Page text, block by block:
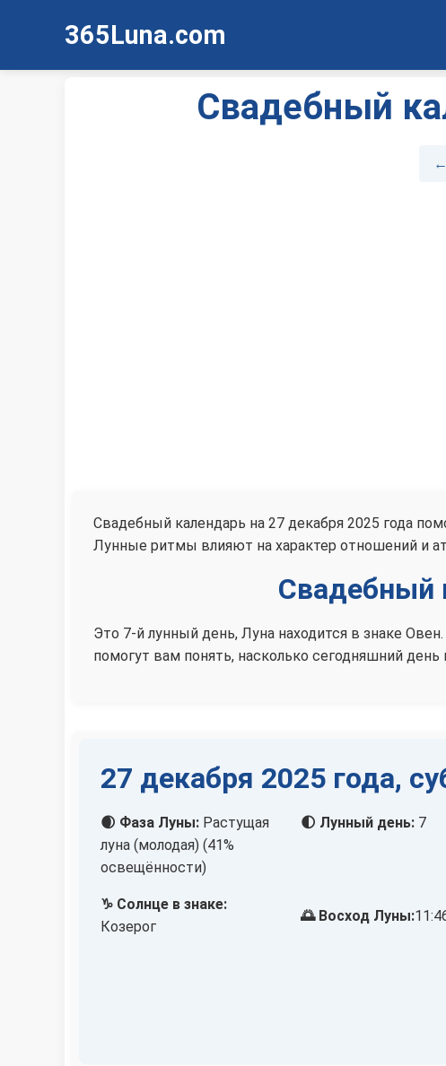
365Luna.com
Свадебный
Свадебный календарь на 27 декабря 2025 года
Лунные ритмы влияют на характер отношений и
Свадебный
Это 7-й лунный день, Луна находится в знаке
помогут вам понять, насколько сегодняшний
27 декабря 2025 года,
🌒 Фаза Луны: Растущая
луна (молодая) (41%
освещённости)
🌓 Лунный день:7
♑ Солнце в знаке:
Козерог
🌅 Восход Луны: